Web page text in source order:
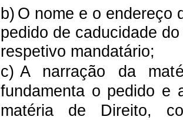
b) O nome e o endereço
pedido de caducidade
respetivo mandatário;
c) A narração da
fundamenta o pedido e
matéria de Direito,